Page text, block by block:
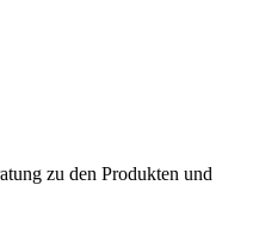
zu den Produkten und